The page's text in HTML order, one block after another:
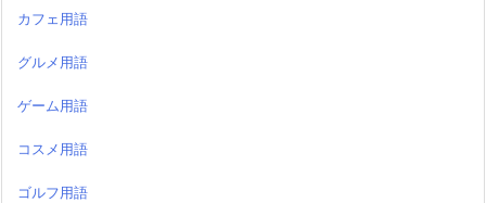
カフェ用語
グルメ用語
ゲーム用語
コスメ用語
ゴルフ用語